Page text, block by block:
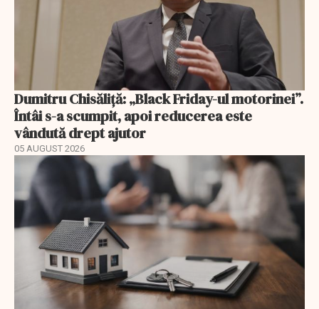
Dumitru Chisăliță: „Black Friday-ul motorinei”.
Întâi s-a scumpit, apoi reducerea este
vândută drept ajutor
05 AUGUST 2026